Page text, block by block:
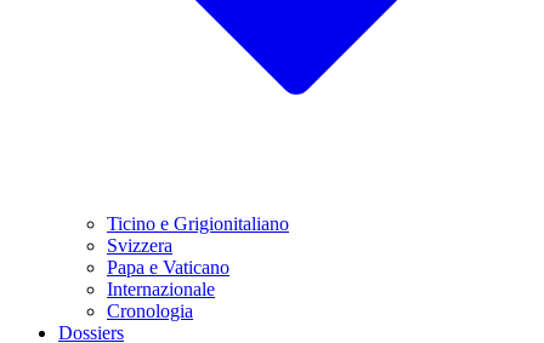
Ticino e Grigionitaliano
Svizzera
Papa e Vaticano
Internazionale
Cronologia
Dossiers